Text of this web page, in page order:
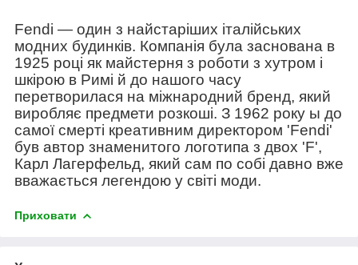
Fendi — один з найстаріших італійських
модних будинків. Компанія була заснована в
1925 році як майстерня з роботи з хутром і
шкірою в Римі й до нашого часу
перетворилася на міжнародний бренд, який
виробляє предмети розкоші. З 1962 року ы до
самої смерті креативним директором 'Fendi'
був автор знаменитого логотипа з двох 'F',
Карл Лагерфельд, який сам по собі давно вже
вважається легендою у світі моди.
Приховати